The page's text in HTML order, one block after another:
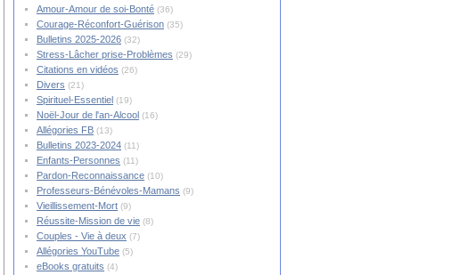
Amour-Amour de soi-Bonté (36)
Courage-Réconfort-Guérison (35)
Bulletins 2025-2026 (32)
Stress-Lâcher prise-Problèmes (29)
Citations en vidéos (26)
Divers (21)
Spirituel-Essentiel (19)
Noël-Jour de l'an-Alcool (16)
Allégories FB (13)
Bulletins 2023-2024 (11)
Enfants-Personnes (11)
Pardon-Reconnaissance (10)
Professeurs-Bénévoles-Mamans (9)
Vieillissement-Mort (9)
Réussite-Mission de vie (8)
Couples - Vie à deux (7)
Allégories YouTube (5)
eBooks gratuits (4)